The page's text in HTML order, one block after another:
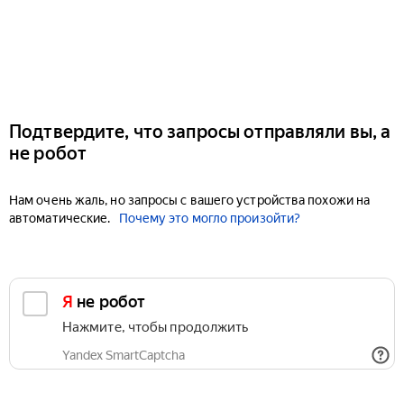
Подтвердите, что запросы отправляли вы, а
не робот
Нам очень жаль, но запросы с вашего устройства похожи на
автоматические.
Почему это могло произойти?
Я не робот
Нажмите, чтобы продолжить
Yandex SmartCaptcha